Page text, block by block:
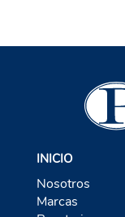
INICIO
Nosotros
Marcas